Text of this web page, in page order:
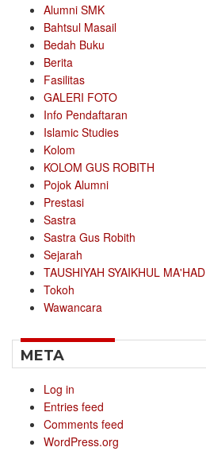
Alumni SMK
Bahtsul Masail
Bedah Buku
Berita
Fasilitas
GALERI FOTO
Info Pendaftaran
Islamic Studies
Kolom
KOLOM GUS ROBITH
Pojok Alumni
Prestasi
Sastra
Sastra Gus Robith
Sejarah
TAUSHIYAH SYAIKHUL MA'HAD
Tokoh
Wawancara
META
Log in
Entries feed
Comments feed
WordPress.org